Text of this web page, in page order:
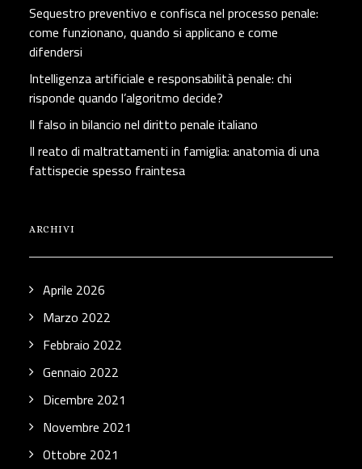
Sequestro preventivo e confisca nel processo penale:
come funzionano, quando si applicano e come
difendersi
Intelligenza artificiale e responsabilità penale: chi
risponde quando l’algoritmo decide?
Il falso in bilancio nel diritto penale italiano
Il reato di maltrattamenti in famiglia: anatomia di una
fattispecie spesso fraintesa
ARCHIVI
Aprile 2026
Marzo 2022
Febbraio 2022
Gennaio 2022
Dicembre 2021
Novembre 2021
Ottobre 2021